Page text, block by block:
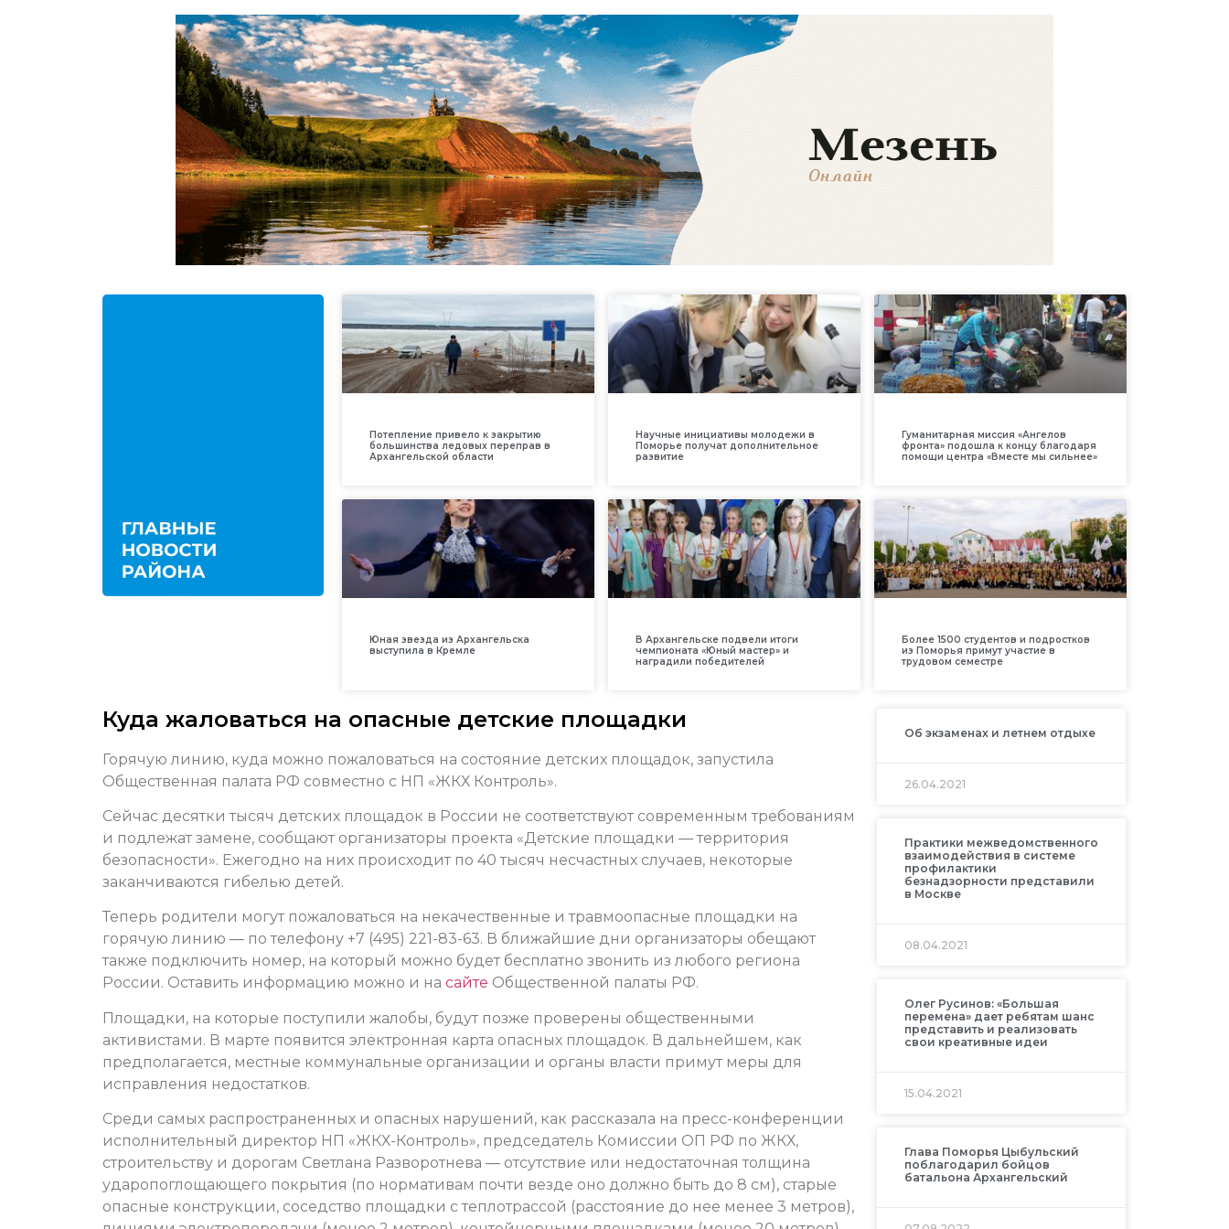
Потепление привело к закрытию
большинства ледовых переправ в
Архангельской области
Научные инициативы молодежи в
Поморье получат дополнительное
развитие
Гуманитарная миссия «Ангелов
фронта» подошла к концу благодаря
помощи центра «Вместе мы сильнее»
Юная звезда из Архангельска
выступила в Кремле
В Архангельске подвели итоги
чемпионата «Юный мастер» и
наградили победителей
Более 1500 студентов и подростков
из Поморья примут участие в
трудовом семестре
Куда жаловаться на опасные детские площадки
Горячую линию, куда можно пожаловаться на состояние детских площадок, запустила
Общественная палата РФ совместно с НП «ЖКХ Контроль».
Сейчас десятки тысяч детских площадок в России не соответствуют современным требованиям
и подлежат замене, сообщают организаторы проекта «Детские площадки — территория
безопасности». Ежегодно на них происходит по 40 тысяч несчастных случаев, некоторые
заканчиваются гибелью детей.
Теперь родители могут пожаловаться на некачественные и травмоопасные площадки на
горячую линию — по телефону +7 (495) 221-83-63. В ближайшие дни организаторы обещают
также подключить номер, на который можно будет бесплатно звонить из любого региона
России. Оставить информацию можно и на сайте Общественной палаты РФ.
Площадки, на которые поступили жалобы, будут позже проверены общественными
активистами. В марте появится электронная карта опасных площадок. В дальнейшем, как
предполагается, местные коммунальные организации и органы власти примут меры для
исправления недостатков.
Среди самых распространенных и опасных нарушений, как рассказала на пресс-конференции
исполнительный директор НП «ЖКХ-Контроль», председатель Комиссии ОП РФ по ЖКХ,
строительству и дорогам Светлана Разворотнева — отсутствие или недостаточная толщина
ударопоглощающего покрытия (по нормативам почти везде оно должно быть до 8 см), старые
опасные конструкции, соседство площадки с теплотрассой (расстояние до нее менее 3 метров),
Об экзаменах и летнем отдыхе
26.04.2021
Практики межведомственного
взаимодействия в системе
профилактики
безнадзорности представили
в Москве
08.04.2021
Олег Русинов: «Большая
перемена» дает ребятам шанс
представить и реализовать
свои креативные идеи
15.04.2021
Глава Поморья Цыбульский
поблагодарил бойцов
батальона Архангельский